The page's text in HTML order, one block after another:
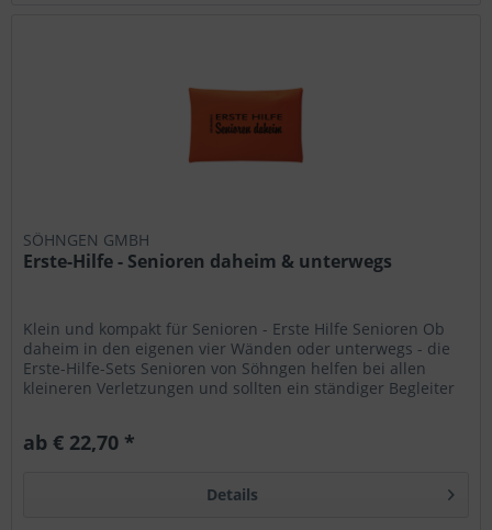
SÖHNGEN GMBH
Erste-Hilfe - Senioren daheim & unterwegs
Klein und kompakt für Senioren - Erste Hilfe Senioren Ob
daheim in den eigenen vier Wänden oder unterwegs - die
Erste-Hilfe-Sets Senioren von Söhngen helfen bei allen
kleineren Verletzungen und sollten ein ständiger Begleiter
ab € 22,70 *
Details